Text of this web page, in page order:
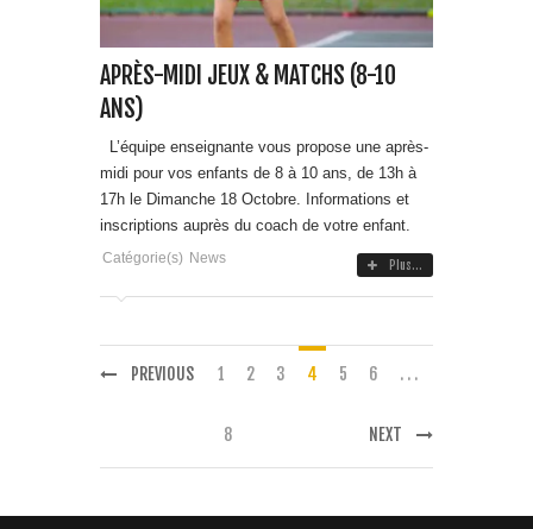
APRÈS-MIDI JEUX & MATCHS (8-10
ANS)
L’équipe enseignante vous propose une après-
midi pour vos enfants de 8 à 10 ans, de 13h à
17h le Dimanche 18 Octobre. Informations et
inscriptions auprès du coach de votre enfant.
Catégorie(s) News Plus...
PREVIOUS 1 2 3 4 5 6 . . .
8 NEXT